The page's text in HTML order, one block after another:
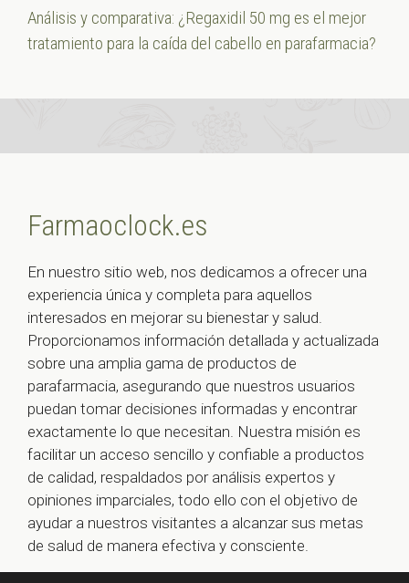
Análisis y comparativa: ¿Regaxidil 50 mg es el mejor
tratamiento para la caída del cabello en parafarmacia?
Farmaoclock.es
En nuestro sitio web, nos dedicamos a ofrecer una
experiencia única y completa para aquellos
interesados en mejorar su bienestar y salud.
Proporcionamos información detallada y actualizada
sobre una amplia gama de productos de
parafarmacia, asegurando que nuestros usuarios
puedan tomar decisiones informadas y encontrar
exactamente lo que necesitan. Nuestra misión es
facilitar un acceso sencillo y confiable a productos
de calidad, respaldados por análisis expertos y
opiniones imparciales, todo ello con el objetivo de
ayudar a nuestros visitantes a alcanzar sus metas
de salud de manera efectiva y consciente.